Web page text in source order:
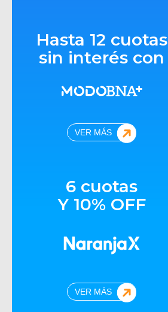
Hasta 12 cuotas
sin interés con
VER MÁS
6 cuotas
Y 10% OFF
VER MÁS